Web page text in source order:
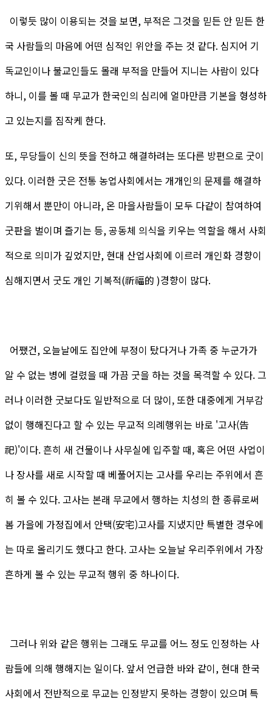
이렇듯 많이 이용되는 것을 보면, 부적은 그것을 믿든 안 믿든 한
국 사람들의 마음에 어떤 심적인 위안을 주는 것 같다. 심지어 기
독교인이나 불교인들도 몰래 부적을 만들어 지니는 사람이 있다
하니, 이를 볼 때 무교가 한국인의 심리에 얼마만큼 기본을 형성하
고 있는지를 짐작케 한다.
또, 무당들이 신의 뜻을 전하고 해결하려는 또다른 방편으로 굿이
있다. 이러한 굿은 전통 농업사회에서는 개개인의 문제를 해결하
기위해서 뿐만이 아니라, 온 마을사람들이 모두 다같이 참여하여
굿판을 벌이며 즐기는 등, 공동체 의식을 키우는 역할을 해서 사회
적으로 의미가 깊었지만, 현대 산업사회에 이르러 개인화 경향이
심해지면서 굿도 개인 기복적(祈福的 )경향이 많다.
어쨌건, 오늘날에도 집안에 부정이 탔다거나 가족 중 누군가가
알 수 없는 병에 걸렸을 때 가끔 굿을 하는 것을 목격할 수 있다. 그
러나 이러한 굿보다도 일반적으로 더 많이, 또한 대중에게 거부감
없이 행해진다고 할 수 있는 무교적 의례행위는 바로 '고사(告
祀)'이다. 흔히 새 건물이나 사무실에 입주할 때, 혹은 어떤 사업이
나 장사를 새로 시작할 때 베풀어지는 고사를 우리는 주위에서 흔
히 볼 수 있다. 고사는 본래 무교에서 행하는 치성의 한 종류로써
봄 가을에 가정집에서 안택(安宅)고사를 지냈지만 특별한 경우에
는 따로 올리기도 했다고 한다. 고사는 오늘날 우리주위에서 가장
흔하게 볼 수 있는 무교적 행위 중 하나이다.
그러나 위와 같은 행위는 그래도 무교를 어느 정도 인정하는 사
람들에 의해 행해지는 일이다. 앞서 언급한 바와 같이, 현대 한국
사회에서 전반적으로 무교는 인정받지 못하는 경향이 있으며 특